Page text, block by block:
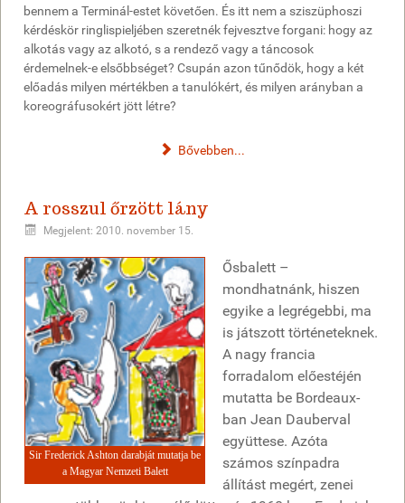
bennem a Terminál-estet követően. És itt nem a sziszüphoszi
kérdéskör ringlispieljében szeretnék fejvesztve forgani: hogy az
alkotás vagy az alkotó, s a rendező vagy a táncosok
érdemelnek-e elsőbbséget? Csupán azon tűnődök, hogy a két
előadás milyen mértékben a tanulókért, és milyen arányban a
koreográfusokért jött létre?
Bővebben...
A rosszul őrzött lány
Megjelent: 2010. november 15.
Sir Frederick Ashton darabját mutatja be
a Magyar Nemzeti Balett
Ősbalett –
mondhatnánk, hiszen
egyike a legrégebbi, ma
is játszott történeteknek.
A nagy francia
forradalom előestéjén
mutatta be Bordeaux-
ban Jean Dauberval
együttese. Azóta
számos színpadra
állítást megért, zenei